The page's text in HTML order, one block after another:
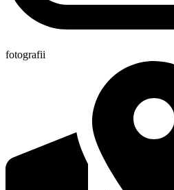
fotografii